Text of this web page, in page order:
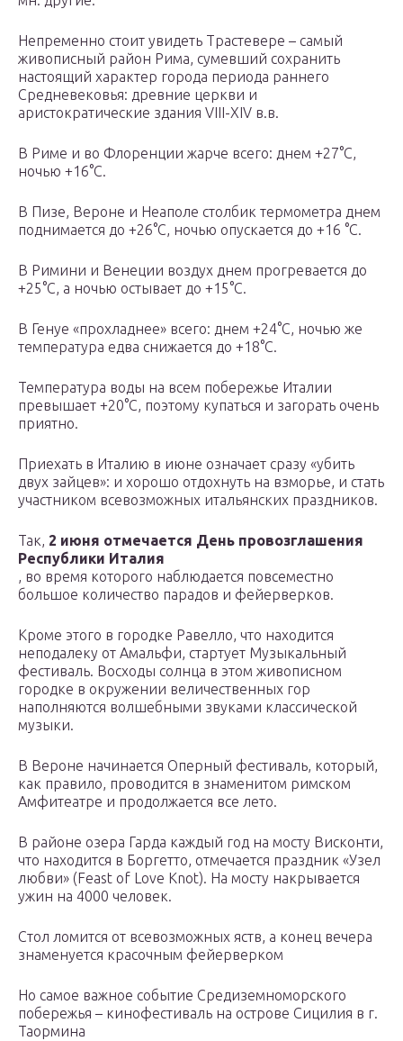
Непременно стоит увидеть Трастевере – самый
живописный район Рима, сумевший сохранить
настоящий характер города периода раннего
Средневековья: древние церкви и
аристократические здания VIII-XIV в.в.
В Риме и во Флоренции жарче всего: днем +27°С,
ночью +16°С.
В Пизе, Вероне и Неаполе столбик термометра днем
поднимается до +26°С, ночью опускается до +16 °С.
В Римини и Венеции воздух днем прогревается до
+25°С, а ночью остывает до +15°С.
В Генуе «прохладнее» всего: днем +24°С, ночью же
температура едва снижается до +18°С.
Температура воды на всем побережье Италии
превышает +20°С, поэтому купаться и загорать очень
приятно.
Приехать в Италию в июне означает сразу «убить
двух зайцев»: и хорошо отдохнуть на взморье, и стать
участником всевозможных итальянских праздников.
Так, 2 июня отмечается День провозглашения
Республики Италия
, во время которого наблюдается повсеместно
большое количество парадов и фейерверков.
Кроме этого в городке Равелло, что находится
неподалеку от Амальфи, стартует Музыкальный
фестиваль. Восходы солнца в этом живописном
городке в окружении величественных гор
наполняются волшебными звуками классической
музыки.
В Вероне начинается Оперный фестиваль, который,
как правило, проводится в знаменитом римском
Амфитеатре и продолжается все лето.
В районе озера Гарда каждый год на мосту Висконти,
что находится в Боргетто, отмечается праздник «Узел
любви» (Feast of Love Knot). На мосту накрывается
ужин на 4000 человек.
Стол ломится от всевозможных яств, а конец вечера
знаменуется красочным фейерверком
Но самое важное событие Средиземноморского
побережья – кинофестиваль на острове Сицилия в г.
Таормина